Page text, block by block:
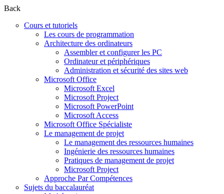
Back
Cours et tutoriels
Les cours de programmation
Architecture des ordinateurs
Assembler et configurer les PC
Ordinateur et périphériques
Administration et sécurité des sites web
Microsoft Office
Microsoft Excel
Microsoft Project
Microsoft PowerPoint
Microsoft Access
Microsoft Office Spécialiste
Le management de projet
Le management des ressources humaines
Ingénierie des ressources humaines
Pratiques de management de projet
Microsoft Project
Approche Par Compétences
Sujets du baccalauréat